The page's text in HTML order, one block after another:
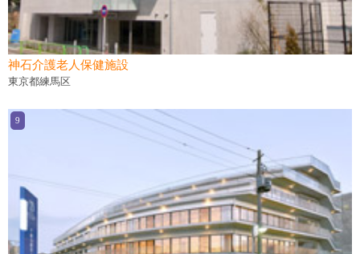
神石介護老人保健施設
東京都練馬区